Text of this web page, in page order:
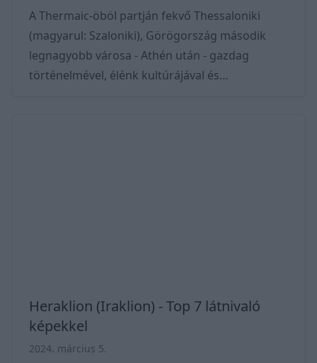
A Thermaic-öböl partján fekvő Thessaloniki
(magyarul: Szaloniki), Görögország második
legnagyobb városa - Athén után - gazdag
történelmével, élénk kultúrájával és
Heraklion (Iraklion) - Top 7 látnivaló
képekkel
2024. március 5.